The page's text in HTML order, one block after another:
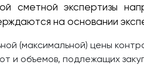
сметной экспертизы
на основании
(максимальной) цены
и объемов, подлежащих